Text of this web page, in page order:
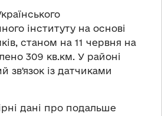
інституту на основі
станом на 11 червня на
309 кв.км. У районі
звʼязок із датчиками
дані про подальше